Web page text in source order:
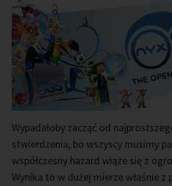
Wypadałoby zacząć od
stwierdzenia, bo wszyscy musimy
współczesny hazard wiąże się z
Wynika to w dużej mierze właśnie z